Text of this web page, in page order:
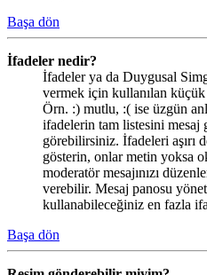
Başa dön
İfadeler nedir?
İfadeler ya da Duygusal
vermek için kullanılan
Örn. :) mutlu, :( ise üzgün
ifadelerin tam listesini mesaj
görebilirsiniz. İfadeleri aşırı
gösterin, onlar metin yoksa
moderatör mesajınızı
verebilir. Mesaj panosu
kullanabileceğiniz en fazla
Başa dön